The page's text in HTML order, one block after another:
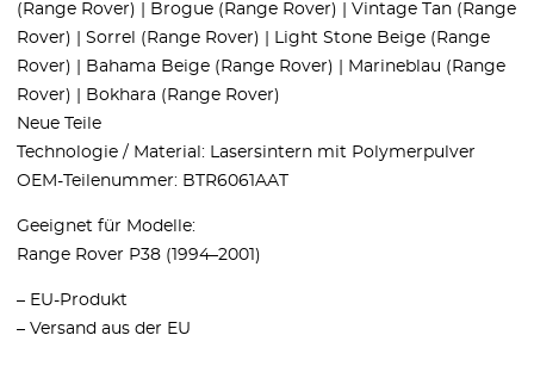
(Range Rover) | Brogue (Range Rover) | Vintage Tan (Range
Rover) | Sorrel (Range Rover) | Light Stone Beige (Range
Rover) | Bahama Beige (Range Rover) | Marineblau (Range
Rover) | Bokhara (Range Rover)
Neue Teile
Technologie / Material: Lasersintern mit Polymerpulver
OEM-Teilenummer: BTR6061AAT
Geeignet für Modelle:
Range Rover P38 (1994–2001)
– EU-Produkt
– Versand aus der EU